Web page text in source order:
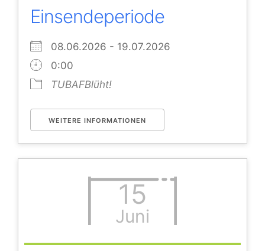
Einsendeperiode
08.06.2026 - 19.07.2026
0:00
TUBAFBlüht!
WEITERE INFORMATIONEN
15
Juni